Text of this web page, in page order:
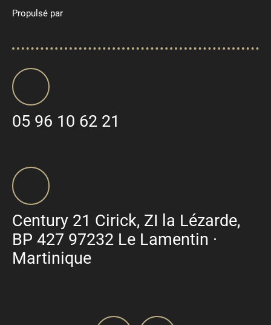
Propulsé par
05 96 10 62 21
Century 21 Cirick, ZI la Lézarde,
BP 427 97232 Le Lamentin ·
Martinique